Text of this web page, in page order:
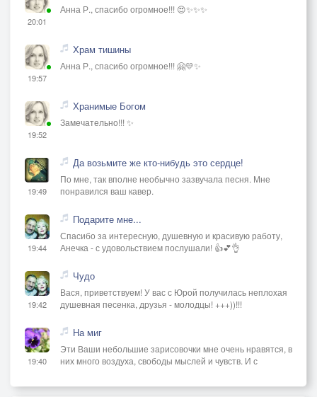
20:01
Анна Р., спасибо огромное!!! 😍✨✨✨
19:57
Храм тишины
Анна Р., спасибо огромное!!! 🤗💛✨
19:52
Хранимые Богом
Замечательно!!! ✨
19:49
Да возьмите же кто-нибудь это сердце!
По мне, так вполне необычно зазвучала песня. Мне
понравился ваш кавер.
19:44
Подарите мне...
Спасибо за интересную, душевную и красивую работу,
Анечка - с удовольствием послушали! 👍💕👌
19:42
Чудо
Вася, приветствуем! У вас с Юрой получилась неплохая
душевная песенка, друзья - молодцы! +++))!!!
19:40
На миг
Эти Ваши небольшие зарисовочки мне очень нравятся, в
них много воздуха, свободы мыслей и чувств. И с